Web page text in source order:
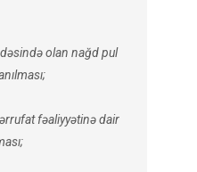
olan nağd pul
fəaliyyətinə dair